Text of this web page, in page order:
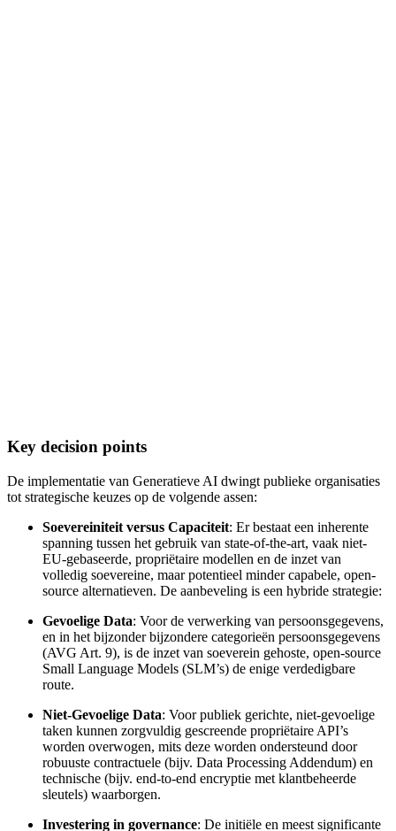
Key decision points
De implementatie van Generatieve AI dwingt publieke organisaties
tot strategische keuzes op de volgende assen:
Soevereiniteit versus Capaciteit: Er bestaat een inherente
spanning tussen het gebruik van state-of-the-art, vaak niet-
EU-gebaseerde, propriëtaire modellen en de inzet van
volledig soevereine, maar potentieel minder capabele, open-
source alternatieven. De aanbeveling is een hybride strategie:
Gevoelige Data: Voor de verwerking van persoonsgegevens,
en in het bijzonder bijzondere categorieën persoonsgegevens
(AVG Art. 9), is de inzet van soeverein gehoste, open-source
Small Language Models (SLM’s) de enige verdedigbare
route.
Niet-Gevoelige Data: Voor publiek gerichte, niet-gevoelige
taken kunnen zorgvuldig gescreende propriëtaire API’s
worden overwogen, mits deze worden ondersteund door
robuuste contractuele (bijv. Data Processing Addendum) en
technische (bijv. end-to-end encryptie met klantbeheerde
sleutels) waarborgen.
Investering in governance: De initiële en meest significante